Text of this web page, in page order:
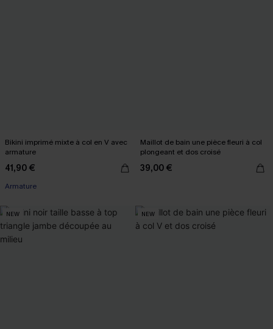
Bikini imprimé mixte à col en V avec
armature
41,90 €
Armature
Maillot de bain une pièce fleuri à col
plongeant et dos croisé
39,00 €
NEW NEW